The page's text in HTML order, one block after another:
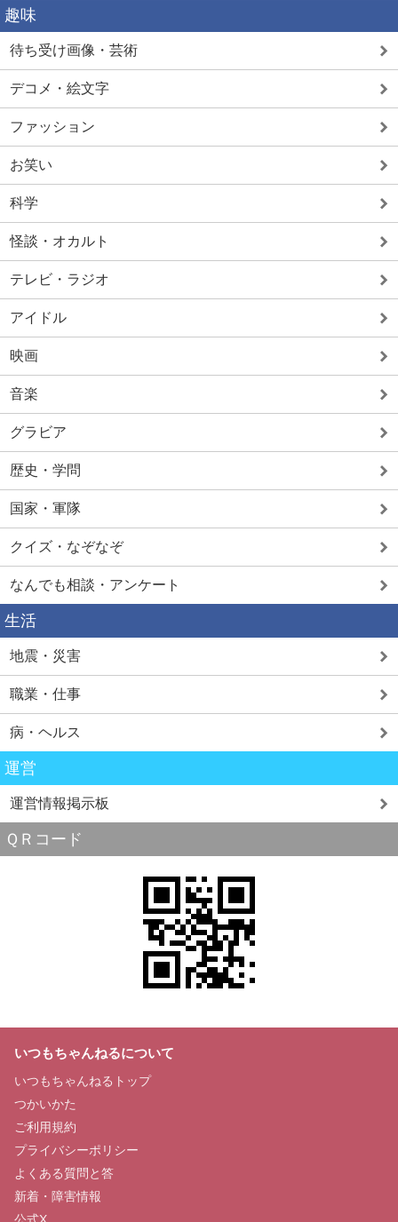
趣味
待ち受け画像・芸術
デコメ・絵文字
ファッション
お笑い
科学
怪談・オカルト
テレビ・ラジオ
アイドル
映画
音楽
グラビア
歴史・学問
国家・軍隊
クイズ・なぞなぞ
なんでも相談・アンケート
生活
地震・災害
職業・仕事
病・ヘルス
運営
運営情報掲示板
ＱＲコード
いつもちゃんねるについて
いつもちゃんねるトップ
つかいかた
ご利用規約
プライバシーポリシー
よくある質問と答
新着・障害情報
公式X